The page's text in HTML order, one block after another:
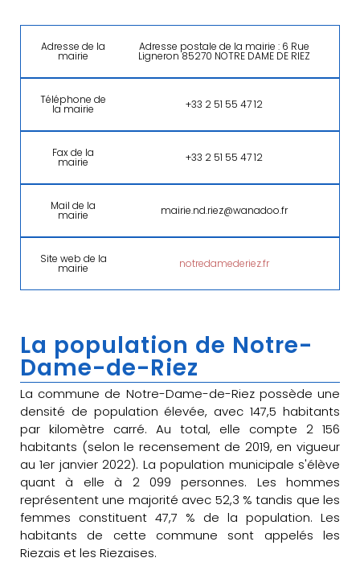
Adresse de la
mairie
Adresse postale de la mairie : 6 Rue
Ligneron 85270 NOTRE DAME DE RIEZ
Téléphone de
la mairie +33 2 51 55 47 12
Fax de la
mairie +33 2 51 55 47 12
Mail de la
mairie mairie.nd.riez@wanadoo.fr
Site web de la
mairie notredamederiez.fr
La population de Notre-
Dame-de-Riez
La commune de Notre-Dame-de-Riez possède une
densité de population élevée, avec 147,5 habitants
par kilomètre carré. Au total, elle compte 2 156
habitants (selon le recensement de 2019, en vigueur
au 1er janvier 2022). La population municipale s'élève
quant à elle à 2 099 personnes. Les hommes
représentent une majorité avec 52,3 % tandis que les
femmes constituent 47,7 % de la population. Les
habitants de cette commune sont appelés les
Riezais et les Riezaises.